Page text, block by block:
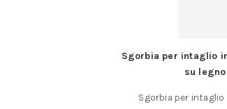
Sgorbia per intaglio
su
Sgorbia per